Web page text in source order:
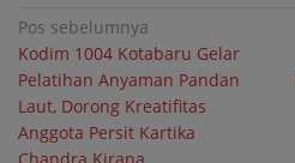
Navigasi
pos
Pos sebelumnya
Kodim 1004 Kotabaru Gelar
Pelatihan Anyaman Pandan
Laut, Dorong Kreatifitas
Anggota Persit Kartika